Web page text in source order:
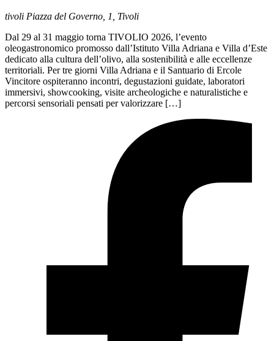
tivoli Piazza del Governo, 1, Tivoli
Dal 29 al 31 maggio torna TIVOLIO 2026, l’evento
oleogastronomico promosso dall’Istituto Villa Adriana e Villa d’Este
dedicato alla cultura dell’olivo, alla sostenibilità e alle eccellenze
territoriali. Per tre giorni Villa Adriana e il Santuario di Ercole
Vincitore ospiteranno incontri, degustazioni guidate, laboratori
immersivi, showcooking, visite archeologiche e naturalistiche e
percorsi sensoriali pensati per valorizzare […]